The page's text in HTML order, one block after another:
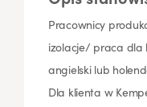
Pracownicy
izolacje/ praca dla
angielski lub
Dla klienta w